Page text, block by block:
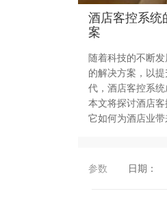
靓典系列智能开关
君典系列智能开关
凯越系列智能开关
客控系统方案4
酒店客控系统
案
随着科技的不断
的解决方案，以
代，酒店客控系统
本文将探讨酒店
它如何为酒店业带
参数 日期：